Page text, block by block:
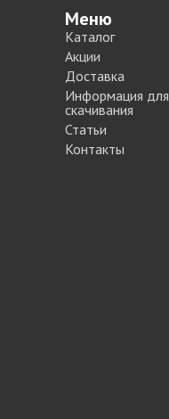
Меню
Каталог
Акции
Доставка
Информация для
скачивания
Статьи
Контакты